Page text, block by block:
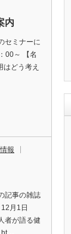
内
セミナーに
00～ 【名
どう考え
報
記事の雑誌
月1日
者が語る健